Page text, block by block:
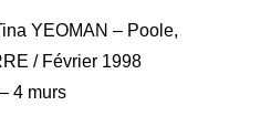
YEOMAN – Poole,
/ Février 1998
4 murs